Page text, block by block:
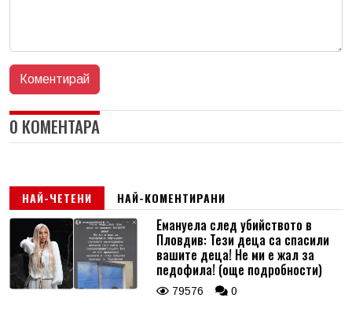
0 КОМЕНТАРА
НАЙ-ЧЕТЕНИ НАЙ-КОМЕНТИРАНИ
Емануела след убийството в
Пловдив: Тези деца са спасили
вашите деца! Не ми е жал за
педофила! (още подробности)
79576 0